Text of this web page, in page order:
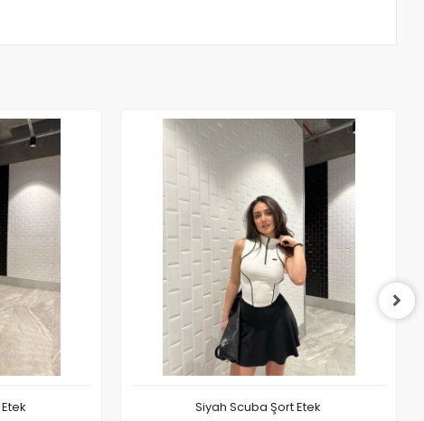
Siyah Scuba Şort Etek